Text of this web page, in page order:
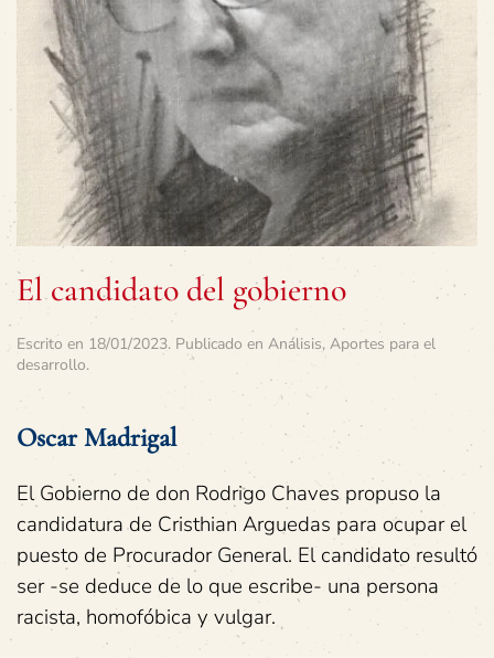
El candidato del gobierno
Escrito en 18/01/2023. Publicado en Análisis, Aportes para el
desarrollo.
Oscar Madrigal
El Gobierno de don Rodrigo Chaves propuso la
candidatura de Cristhian Arguedas para ocupar el
puesto de Procurador General. El candidato resultó
ser -se deduce de lo que escribe- una persona
racista, homofóbica y vulgar.